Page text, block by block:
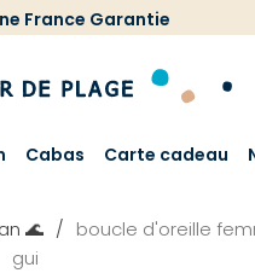
France Garantie
Cabas Carte cadeau
🌊
boucle d'oreille
gui